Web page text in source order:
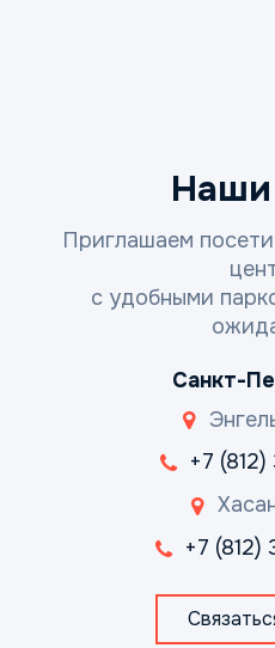
Наши
Приглашаем
с удобными
Санкт-
+7
+7